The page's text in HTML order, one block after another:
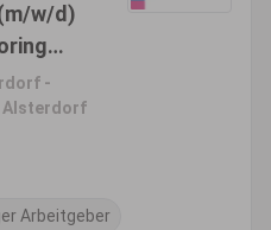
w/d)
-
Alsterdorf
Arbeitgeber